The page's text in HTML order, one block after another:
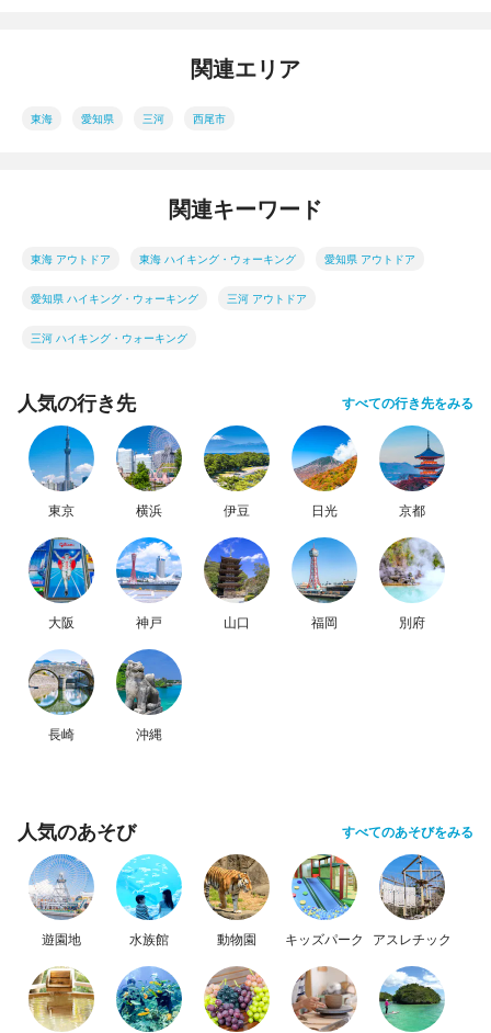
関連エリア
東海 愛知県 三河 西尾市
関連キーワード
東海 アウトドア 東海 ハイキング・ウォーキング 愛知県 アウトドア
愛知県 ハイキング・ウォーキング 三河 アウトドア
三河 ハイキング・ウォーキング
人気の行き先 すべての行き先をみる
東京 横浜 伊豆 日光 京都
大阪 神戸 山口 福岡 別府
長崎 沖縄
人気のあそび すべてのあそびをみる
遊園地 水族館 動物園 キッズパーク アスレチック